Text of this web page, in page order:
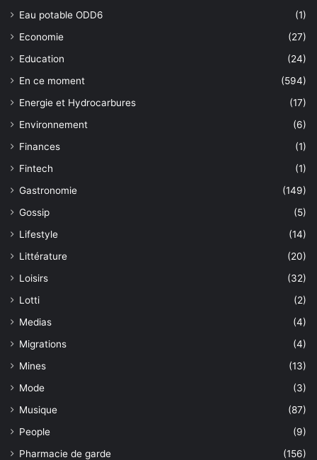
Eau potable ODD6
(1)
Economie
(27)
Education
(24)
En ce moment
(594)
Energie et Hydrocarbures
(17)
Environnement
(6)
Finances
(1)
Fintech
(1)
Gastronomie
(149)
Gossip
(5)
Lifestyle
(14)
Littérature
(20)
Loisirs
(32)
Lotti
(2)
Medias
(4)
Migrations
(4)
Mines
(13)
Mode
(3)
Musique
(87)
People
(9)
Pharmacie de garde
(156)